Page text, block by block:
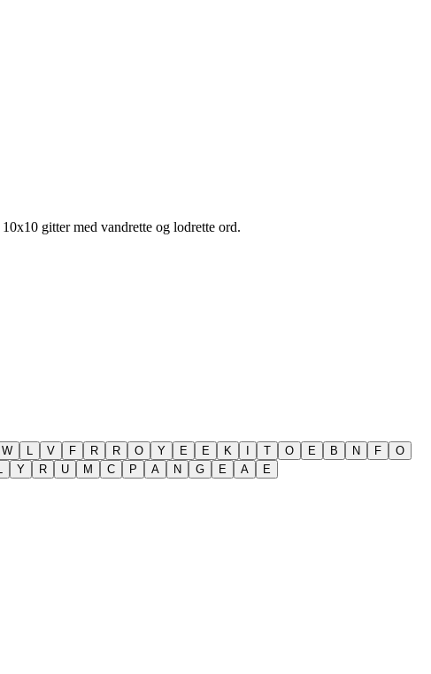
10x10 gitter med vandrette og lodrette ord.
W L V F R R O Y E E K I T O E B N F
O
Y R U M C P A N G E A E